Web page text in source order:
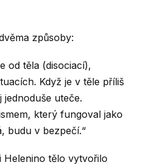
způsoby:
od těla (disociací),
Když je v těle příliš
uteče.
který fungoval jako
budu v bezpečí.“
Helenino tělo vytvořilo